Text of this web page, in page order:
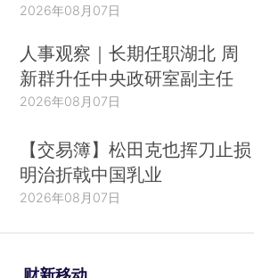
2026年08月07日
人事观察｜长期任职湖北 周
新群升任中央政研室副主任
2026年08月07日
【交易簿】松田克也挥刀止损
明治折戟中国乳业
2026年08月07日